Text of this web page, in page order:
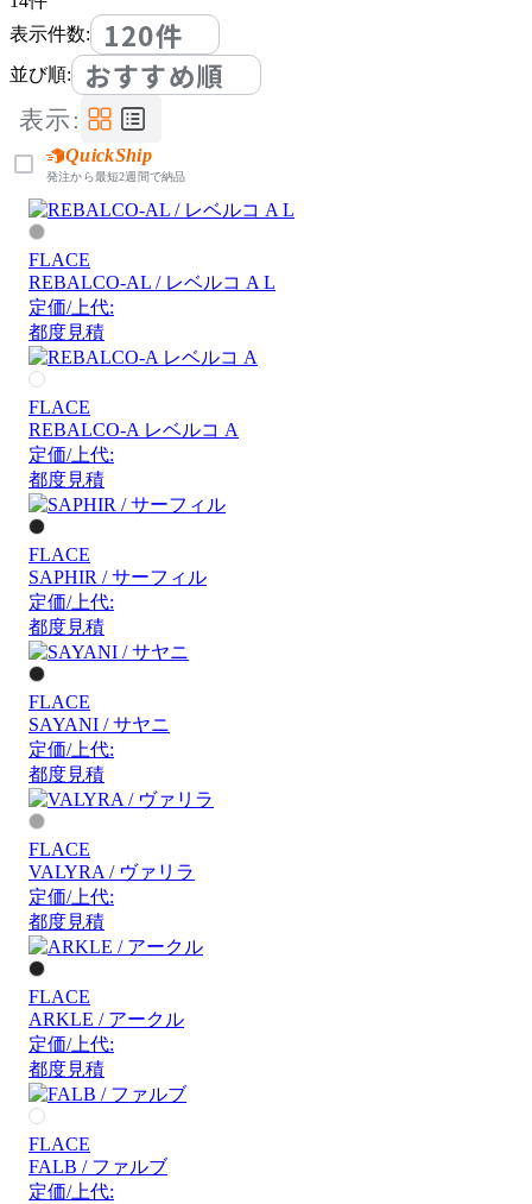
表示件数:
120件
並び順: おすすめ順
表示:
QuickShip
発注から最短2週間で納品
FLACE
REBALCO-AL / レベルコ A L
定価/上代:
都度見積
FLACE
REBALCO-A レベルコ A
定価/上代:
都度見積
FLACE
SAPHIR / サーフィル
定価/上代:
都度見積
FLACE
SAYANI / サヤニ
定価/上代:
都度見積
FLACE
VALYRA / ヴァリラ
定価/上代:
都度見積
FLACE
ARKLE / アークル
定価/上代:
都度見積
FLACE
FALB / ファルブ
定価/上代: